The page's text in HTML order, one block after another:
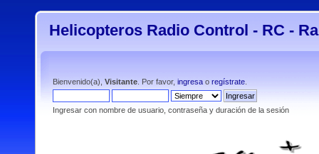
Helicopteros Radio Control - RC -
Bienvenido(a), Visitante . Por favor, ingresa o regístrate
Ingresar con nombre de usuario, contraseña y duración de la sesión